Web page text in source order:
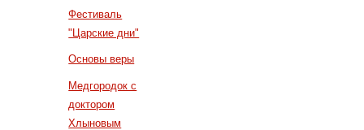
Фестиваль
"Царские дни"
Основы веры
Медгородок с
доктором
Хлыновым